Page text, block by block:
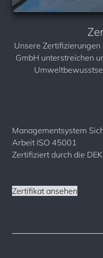
Unsere Zertifizierungen
GmbH unterstreichen
Managementsystem
Arbeit ISO 45001
Zertifiziert durch die
Zertifikat ansehen